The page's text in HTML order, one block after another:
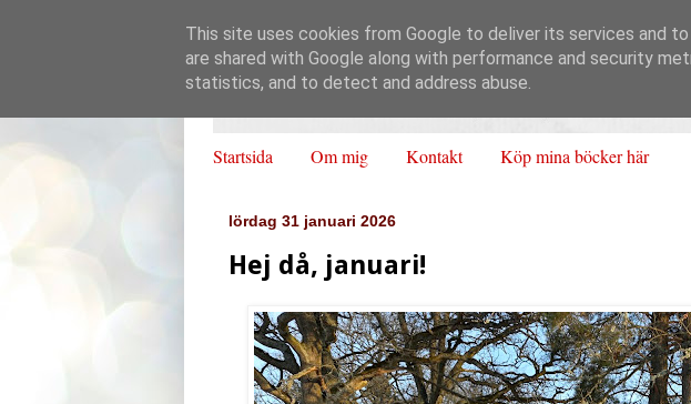
Startsida Om mig Kontakt Köp mina böcker här
lördag 31 januari 2026
Hej då, januari!
This site uses cookies from Google to deliver its services and
are shared with Google along with performance and security
statistics, and to detect and address abuse.